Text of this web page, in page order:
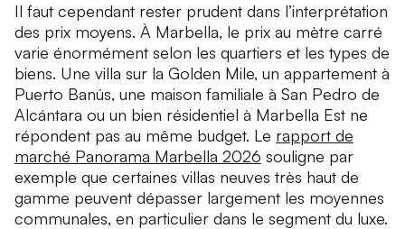
Il faut cependant rester prudent dans l’interprétation
des prix moyens. À Marbella, le prix au mètre carré
varie énormément selon les quartiers et les types de
biens. Une villa sur la Golden Mile, un appartement à
Puerto Banús, une maison familiale à San Pedro de
Alcántara ou un bien résidentiel à Marbella Est ne
répondent pas au même budget. Le rapport de
marché Panorama Marbella 2026 souligne par
exemple que certaines villas neuves très haut de
gamme peuvent dépasser largement les moyennes
communales, en particulier dans le segment du luxe.